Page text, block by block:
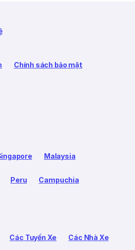
Chính sách bảo mật
Malaysia
Peru Campuchia
Các Tuyến Xe Các Nhà Xe